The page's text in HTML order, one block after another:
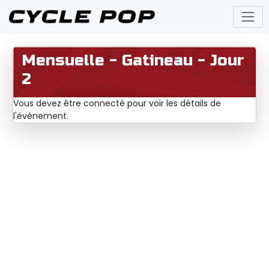
Mensuelle - Gatineau - Jour
2
Vous devez être connecté pour voir les détails de
l'évènement.